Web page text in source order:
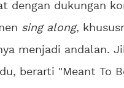
dengan dukungan
sing along,
menjadi andalan.
berarti "Meant To